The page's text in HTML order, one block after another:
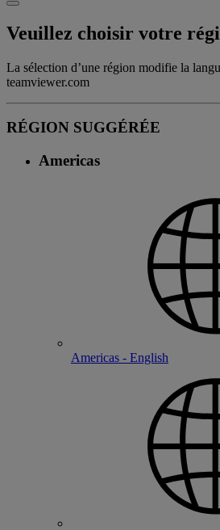
Veuillez choisir votre
La sélection d’une région modifie la
teamviewer.com
RÉGION SUGGÉRÉE
Americas
Americas - English